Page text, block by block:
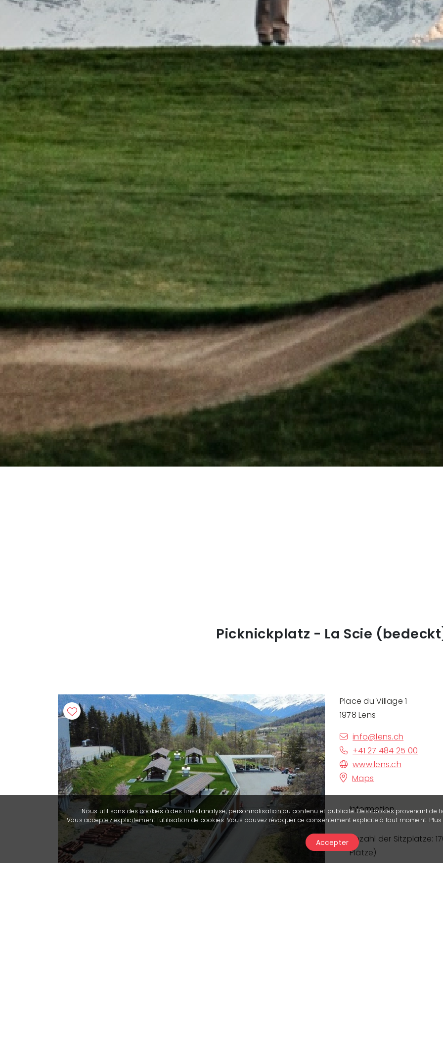
Picknickplatz - La Scie
Place du Village 1
1978 Lens
info@lens.ch
+41 27 484 25 00
www.lens.ch
Maps
Information
Anzahl der Sitzplätze:
Plätze)
Infrastruktur: Toiletten,
Nous utilisons des cookies à des fins d'analyse, personnalisation du contenu et publicité. Des cookies provenant de
Vous acceptez explicitement l'utilisation de cookies. Vous pouvez révoquer ce consentement explicite à tout moment.
Accepter